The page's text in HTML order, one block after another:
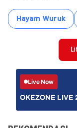
Hayam Wuruk
Live Now
OKEZONE LIVE